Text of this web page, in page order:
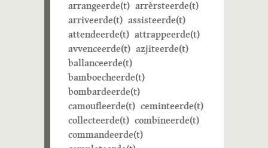
arrangeerde(t) arrèrsteerde(t)
arriveerde(t) assisteerde(t)
attendeerde(t) attrappeerde(t)
avvenceerde(t) azjiteerde(t)
ballanceerde(t)
bamboecheerde(t)
bombardeerde(t)
camoufleerde(t) ceminteerde(t)
collecteerde(t) combineerde(t)
commandeerde(t)